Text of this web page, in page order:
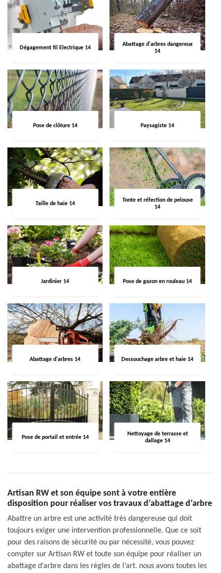
Dégagement fil Electrique 14
Abattage d'arbres dangereux
14
Pose de clôture 14 Paysagiste 14
Taille de haie 14
Tonte et réfection de pelouse
14
Jardinier 14 Pose de gazon en rouleau 14
Abattage d'arbres 14 Dessouchage arbre et haie 14
Pose de portail et entrée 14
Nettoyage de terrasse et
dallage 14
Artisan RW et son équipe sont à votre entière
disposition pour réaliser vos travaux d’abattage d’arbre
Abattre un arbre est une activité très dangereuse qui doit
toujours exiger une intervention professionnelle. Que ce soit
pour des raisons de sécurité ou par nécessité, vous pouvez
compter sur Artisan RW et toute son équipe pour réaliser un
abattage d’arbre dans les règles de l’art. nous avons toutes les